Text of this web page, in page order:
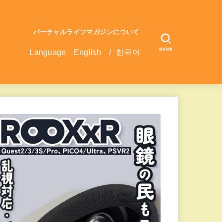
バーチャルライフマガジンについて
Language English / 한국어 SEARCH